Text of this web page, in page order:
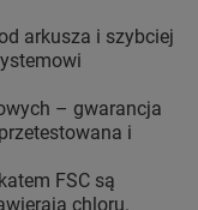
arkusza i szybciej
– gwarancja
i
FSC są
chloru.